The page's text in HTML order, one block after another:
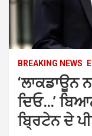
BREAKING NEWS
‘ਲਾਕਡਾਊਨ
ਦਿਓ…’
ਬ੍ਰਿਟੇਨ ਦੇ